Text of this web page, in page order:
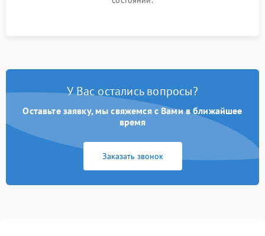
У Вас остались вопросы?
Оставьте заявку, мы свяжемся с Вами в ближайшее
время
Заказать звонок